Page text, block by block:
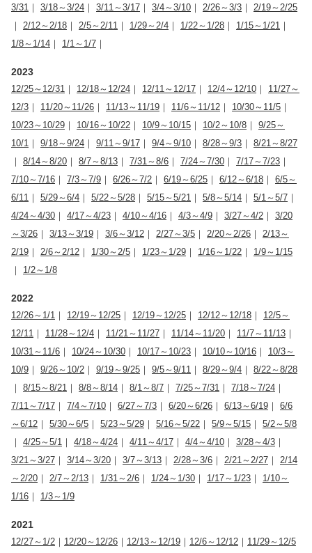
3/31 ｜ 3/18～3/24 ｜ 3/11～3/17 ｜ 3/4～3/10 ｜ 2/26～3/3 ｜ 2/19～2/25
｜ 2/12～2/18 ｜ 2/5～2/11 ｜ 1/29～2/4 ｜ 1/22～1/28 ｜ 1/15～1/21 ｜
1/8～1/14 ｜ 1/1～1/7 ｜
2023
12/25～12/31 ｜ 12/18～12/24 ｜ 12/11～12/17 ｜ 12/4～12/10 ｜ 11/27～
12/3 ｜ 11/20～11/26 ｜ 11/13～11/19 ｜ 11/6～11/12 ｜ 10/30～11/5 ｜
10/23～10/29 ｜ 10/16～10/22 ｜ 10/9～10/15 ｜ 10/2～10/8 ｜ 9/25～
10/1 ｜ 9/18～9/24 ｜ 9/11～9/17 ｜ 9/4～9/10 ｜ 8/28～9/3 ｜ 8/21～8/27
｜ 8/14～8/20 ｜ 8/7～8/13 ｜ 7/31～8/6 ｜ 7/24～7/30 ｜ 7/17～7/23 ｜
7/10～7/16 ｜ 7/3～7/9 ｜ 6/26～7/2 ｜ 6/19～6/25 ｜ 6/12～6/18 ｜ 6/5～
6/11 ｜ 5/29～6/4 ｜ 5/22～5/28 ｜ 5/15～5/21 ｜ 5/8～5/14 ｜ 5/1～5/7 ｜
4/24～4/30 ｜ 4/17～4/23 ｜ 4/10～4/16 ｜ 4/3～4/9 ｜ 3/27～4/2 ｜ 3/20
～3/26 ｜ 3/13～3/19 ｜ 3/6～3/12 ｜ 2/27～3/5 ｜ 2/20～2/26 ｜ 2/13～
2/19 ｜ 2/6～2/12 ｜ 1/30～2/5 ｜ 1/23～1/29 ｜ 1/16～1/22 ｜ 1/9～1/15
｜ 1/2～1/8
2022
12/26～1/1 ｜ 12/19～12/25 ｜ 12/19～12/25 ｜ 12/12～12/18 ｜ 12/5～
12/11 ｜ 11/28～12/4 ｜ 11/21～11/27 ｜ 11/14～11/20 ｜ 11/7～11/13 ｜
10/31～11/6 ｜ 10/24～10/30 ｜ 10/17～10/23 ｜ 10/10～10/16 ｜ 10/3～
10/9 ｜ 9/26～10/2 ｜ 9/19～9/25 ｜ 9/5～9/11 ｜ 8/29～9/4 ｜ 8/22～8/28
｜ 8/15～8/21 ｜ 8/8～8/14 ｜ 8/1～8/7 ｜ 7/25～7/31 ｜ 7/18～7/24 ｜
7/11～7/17 ｜ 7/4～7/10 ｜ 6/27～7/3 ｜ 6/20～6/26 ｜ 6/13～6/19 ｜ 6/6
～6/12 ｜ 5/30～6/5 ｜ 5/23～5/29 ｜ 5/16～5/22 ｜ 5/9～5/15 ｜ 5/2～5/8
｜ 4/25～5/1 ｜ 4/18～4/24 ｜ 4/11～4/17 ｜ 4/4～4/10 ｜ 3/28～4/3 ｜
3/21～3/27 ｜ 3/14～3/20 ｜ 3/7～3/13 ｜ 2/28～3/6 ｜ 2/21～2/27 ｜ 2/14
～2/20 ｜ 2/7～2/13 ｜ 1/31～2/6 ｜ 1/24～1/30 ｜ 1/17～1/23 ｜ 1/10～
1/16 ｜ 1/3～1/9
2021
12/27～1/2 ｜ 12/20～12/26 ｜ 12/13～12/19 ｜ 12/6～12/12 ｜ 11/29～12/5